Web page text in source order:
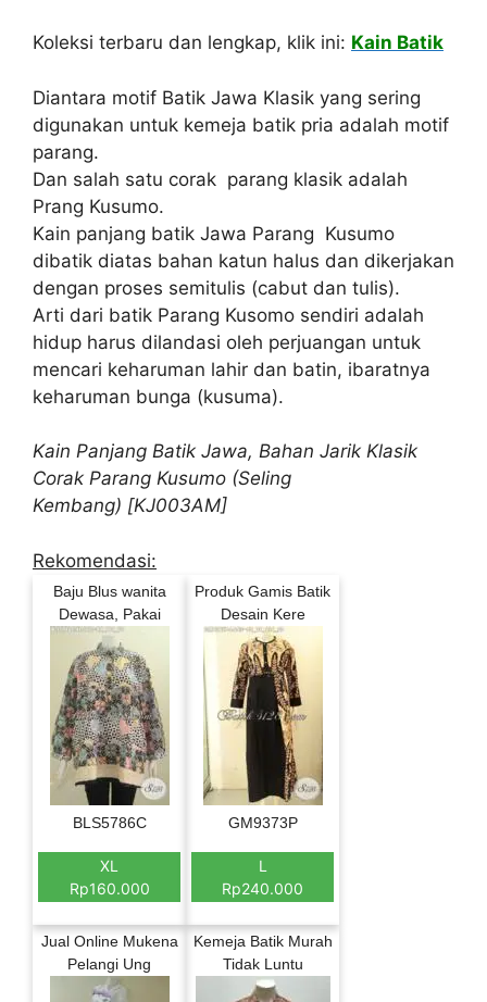
Koleksi terbaru dan lengkap, klik ini: Kain Batik
Diantara motif Batik Jawa Klasik yang sering
digunakan untuk kemeja batik pria adalah motif
parang.
Dan salah satu corak parang klasik adalah
Prang Kusumo.
Kain panjang batik Jawa Parang Kusumo
dibatik diatas bahan katun halus dan dikerjakan
dengan proses semitulis (cabut dan tulis).
Arti dari batik Parang Kusomo sendiri adalah
hidup harus dilandasi oleh perjuangan untuk
mencari keharuman lahir dan batin, ibaratnya
keharuman bunga (kusuma).
Kain Panjang Batik Jawa, Bahan Jarik Klasik
Corak Parang Kusumo (Seling
Kembang) [KJ003AM]
Rekomendasi:
Baju Blus wanita
Dewasa, Pakai
BLS5786C
XL
Rp160.000
Produk Gamis Batik
Desain Kere
GM9373P
L
Rp240.000
Jual Online Mukena
Pelangi Ung
Kemeja Batik Murah
Tidak Luntu